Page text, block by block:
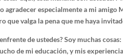
especialmente a mi amigo
que valga la pena que me haya
de ustedes? Soy muchas
de mi educación, y mis